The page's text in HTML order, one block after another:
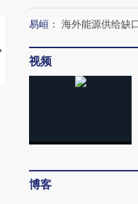
【推广】走进第四届链博
会，让数智科技“链”接产
有意思
易峘 ： 海外能源供给缺
视频
博客